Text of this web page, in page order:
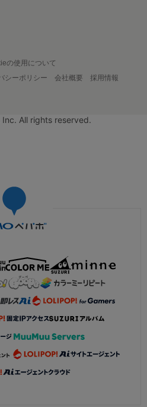
の使用について
シーポリシー 会社概要
採用情報
All rights reserved.